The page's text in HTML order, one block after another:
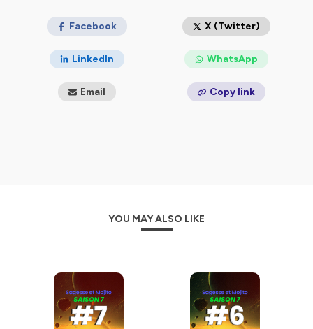
des sujets actuels et culturels avec un regard réfléchi
Hébergé par Ausha. Visitez
ausha.co/politique-de-
pour plus d'informations.
Facebook X (Twitter)
LinkedIn WhatsApp
Email Copy link
YOU MAY ALSO LIKE